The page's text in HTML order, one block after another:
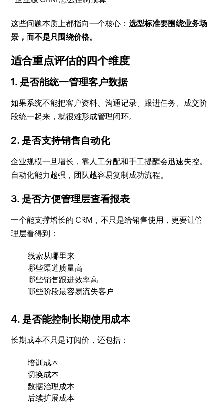
这些问题本质上都指向一个核心：选型标准要围绕业务场
景，而不是只围绕价格。
适合重点评估的四个维度
1. 是否能统一管理客户数据
如果系统不能把客户资料、沟通记录、跟进任务、成交阶
段统一起来，就很难形成管理闭环。
2. 是否支持销售自动化
企业规模一旦增长，靠人工分配和手工提醒会迅速失控。
自动化能力越强，团队越容易复制成功流程。
3. 是否方便管理层查看报表
一个能支撑增长的 CRM，不只是给销售使用，更要让管
理层看得到：
线索从哪里来
哪些渠道质量高
哪些销售跟进效率高
哪些阶段最容易流失客户
4. 是否能控制长期使用成本
长期成本不只是订阅价，还包括：
培训成本
切换成本
数据治理成本
后续扩展成本